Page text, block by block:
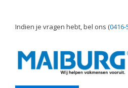
Indien je vragen hebt, bel ons (0416-